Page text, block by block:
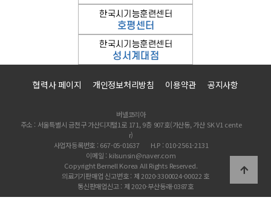
협력사 페이지 개인정보처리방침 이용약관 공지사항
버넬코리아
주소 : 서울특별시 금천구 가산디지털1로 171, 9층 907호(가산동, 가산 SK V1 cente
r)
사업자등록번호 : 667-05-01637
H.P : 010-2561-2131
이메일 : kilsunsin@naver.com
Copyright Bernell Korea All Rights Reserved.
의료기기판매업 신고번호 : 제 2020-3300024-00022 호
통신판매업신고 : 제 2020-부산동래-0387호